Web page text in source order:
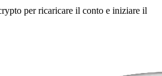
per ricaricare il conto e iniziare il